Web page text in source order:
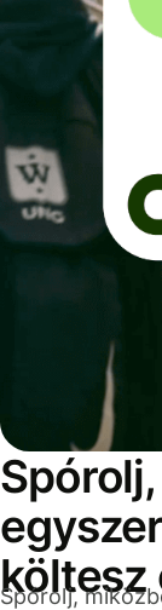
költesz
Spórolj,